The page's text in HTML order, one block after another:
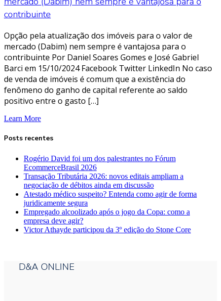
contribuinte
Opção pela atualização dos imóveis para o valor de
mercado (Dabim) nem sempre é vantajosa para o
contribuinte Por Daniel Soares Gomes e José Gabriel
Barci em 15/10/2024 Facebook Twitter LinkedIn No caso
de venda de imóveis é comum que a existência do
fenômeno do ganho de capital referente ao saldo
positivo entre o gasto […]
Learn More
Posts recentes
Rogério David foi um dos palestrantes no Fórum
EcommerceBrasil 2026
Transação Tributária 2026: novos editais ampliam a
negociação de débitos ainda em discussão
Atestado médico suspeito? Entenda como agir de forma
juridicamente segura
Empregado alcoolizado após o jogo da Copa: como a
empresa deve agir?
Victor Athayde participou da 3º edição do Stone Core
D&A ONLINE